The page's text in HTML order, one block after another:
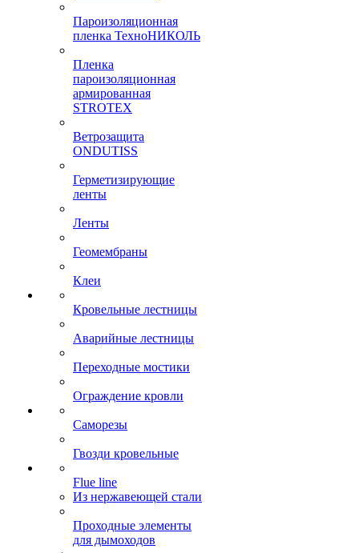
Пароизоляционная
пленка ТехноНИКОЛЬ
Пленка
пароизоляционная
армированная
STROTEX
Ветрозащита
ONDUTISS
Герметизирующие
ленты
Ленты
Геомембраны
Клеи
Кровельные лестницы
Аварийные лестницы
Переходные мостики
Ограждение кровли
Саморезы
Гвозди кровельные
Flue line
Из нержавеющей стали
Проходные элементы
для дымоходов